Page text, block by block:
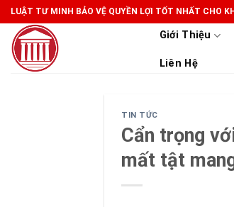
Skip
to
content
LUẬT TƯ MINH BẢO VỆ QUYỀN LỢI TỐT NHẤT CHO
Giới Thiệu
Liên Hệ
TIN TỨC
Cẩn trọng
mất tật